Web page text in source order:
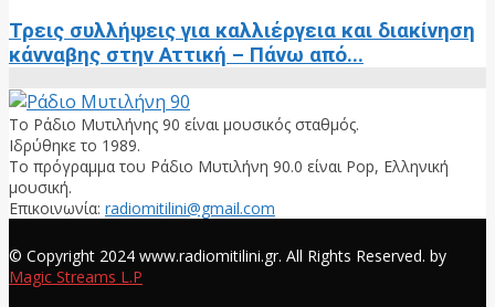
Τρεις συλλήψεις για καλλιέργεια και διακίνηση
κάνναβης στην Αττική – Πάνω από...
Το Ράδιο Μυτιλήνης 90 είναι μουσικός σταθμός.
Ιδρύθηκε το 1989.
Το πρόγραμμα του Ράδιο Μυτιλήνη 90.0 είναι Pop, Ελληνική
μουσική.
Επικοινωνία: radiomitilini@gmail.com
© Copyright 2024 www.radiomitilini.gr. All Rights Reserved. by
Magic Streams L.P